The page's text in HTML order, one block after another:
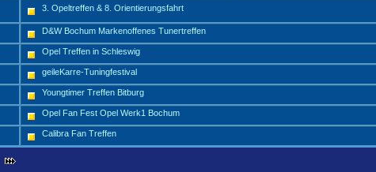
3. Opeltreffen & 8. Orientierungsfahrt
D&W Bochum Markenoffenes Tunertreffen
Opel Treffen in Schleswig
geileKarre-Tuningfestival
Youngtimer Treffen Bitburg
Opel Fan Fest Opel Werk1 Bochum
Calibra Fan Treffen